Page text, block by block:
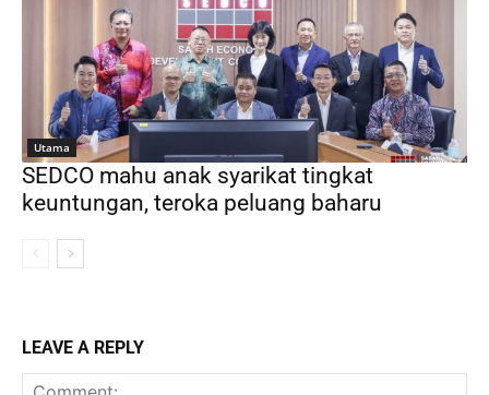
Utama
SEDCO mahu anak syarikat tingkat
keuntungan, teroka peluang baharu
LEAVE A REPLY